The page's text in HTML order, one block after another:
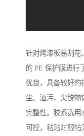
针对烤漆板易刮花
的 PE 保护膜进行
优良，具备较好的
尘、油污、尖锐物
完整性。胶系选用
可控，粘贴时服